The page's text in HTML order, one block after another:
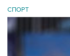
СПОРТ